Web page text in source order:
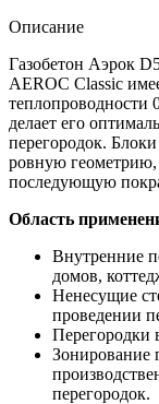
Описание
Газобетон Аэрок
AEROC Classic
теплопроводности
делает его
перегородок.
ровную геометрию,
последующую
Область
Внутренние
домов,
Ненесущие
проведении
Перегородки
Зонирование
перегородок.